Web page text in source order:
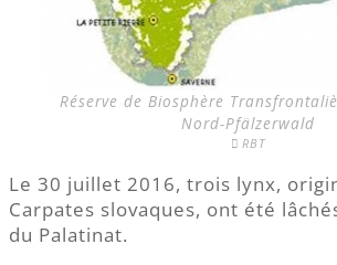
Réserve de Biosphère
Nord-Pfälzerwald
RBT
Le 30 juillet 2016, trois lynx,
Carpates slovaques, ont été
du Palatinat.